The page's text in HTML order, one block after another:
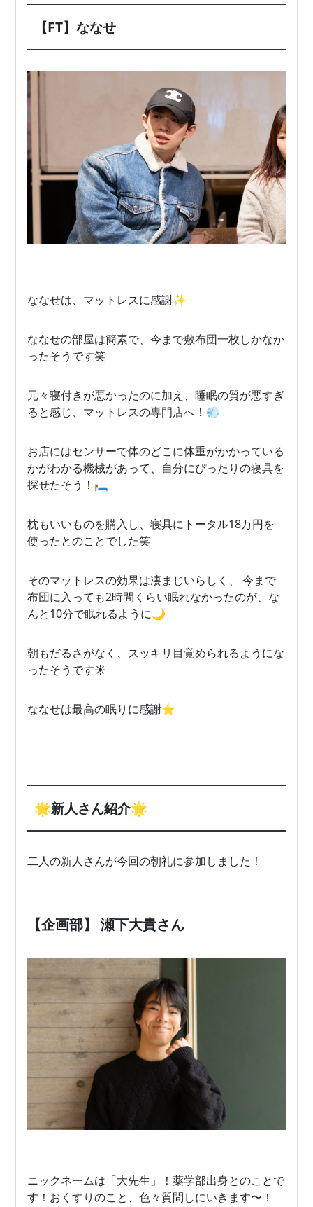
【FT】ななせ
ななせは、マットレスに感謝✨
ななせの部屋は簡素で、今まで敷布団一枚しかなか
ったそうです笑
元々寝付きが悪かったのに加え、睡眠の質が悪すぎ
ると感じ、マットレスの専門店へ！💨
お店にはセンサーで体のどこに体重がかかっている
かがわかる機械があって、自分にぴったりの寝具を
探せたそう！🛏️
枕もいいものを購入し、寝具にトータル18万円を
使ったとのことでした笑
そのマットレスの効果は凄まじいらしく、 今まで
布団に入っても2時間くらい眠れなかったのが、な
んと10分で眠れるように🌙
朝もだるさがなく、スッキリ目覚められるようにな
ったそうです☀️
ななせは最高の眠りに感謝⭐️
🌟新人さん紹介🌟
二人の新人さんが今回の朝礼に参加しました！
【企画部】 瀬下大貴さん
ニックネームは「大先生」！薬学部出身とのことで
す！おくすりのこと、色々質問しにいきます〜！